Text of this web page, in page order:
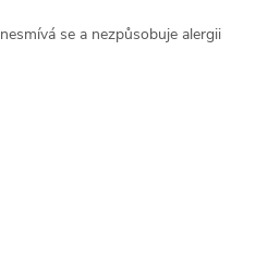
se a nezpůsobuje alergii